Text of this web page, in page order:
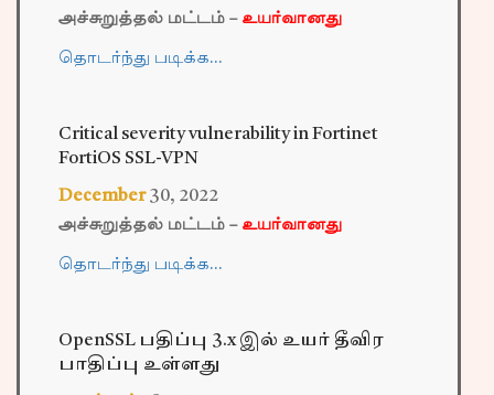
அச்சுறுத்தல் மட்டம் – உயர்வானது
தொடர்ந்து படிக்க…
Critical severity vulnerability in Fortinet
FortiOS SSL-VPN
December 30, 2022
அச்சுறுத்தல் மட்டம் – உயர்வானது
தொடர்ந்து படிக்க…
OpenSSL பதிப்பு 3.x இல் உயர் தீவிர
பாதிப்பு உள்ளது